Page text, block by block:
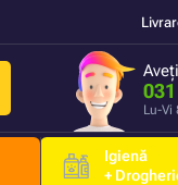
Lu-Vi
Igienă
+